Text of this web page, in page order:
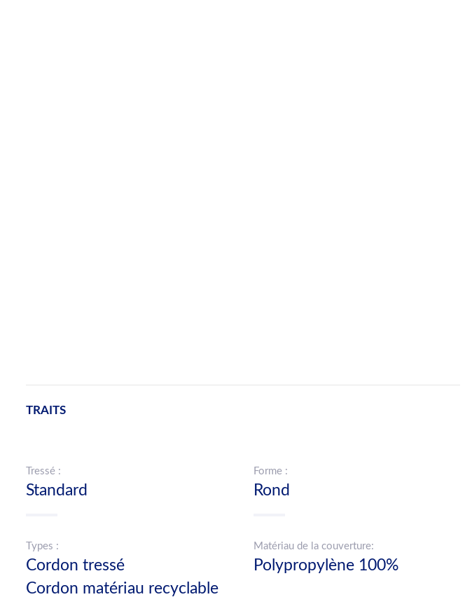
TRAITS
Tressé :
Standard
Forme :
Rond
Types :
Cordon tressé
Cordon matériau recyclable
Matériau de la couverture:
Polypropylène 100%